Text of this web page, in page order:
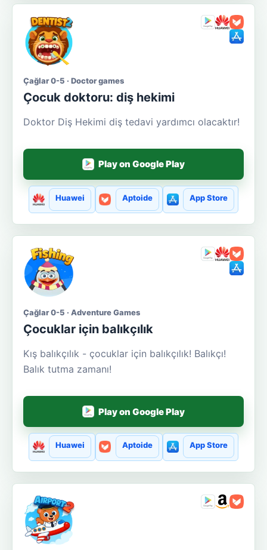
Çağlar 0-5 · Doctor games
Çocuk doktoru: diş hekimi
Doktor Diş Hekimi diş tedavi yardımcı olacaktır!
Play on Google Play
Huawei Aptoide App Store
Çağlar 0-5 · Adventure Games
Çocuklar için balıkçılık
Kış balıkçılık - çocuklar için balıkçılık! Balıkçı!
Balık tutma zamanı!
Play on Google Play
Huawei Aptoide App Store